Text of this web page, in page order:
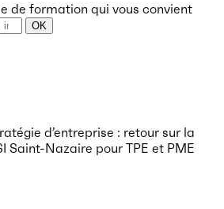
de formation qui vous convient
OK
d’entreprise : retour sur la
Saint-Nazaire pour TPE et PME